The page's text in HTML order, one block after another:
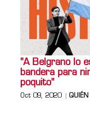
"A Belgrano lo
bandera para
poquito"
Oct 09, 2020 QUIÉN